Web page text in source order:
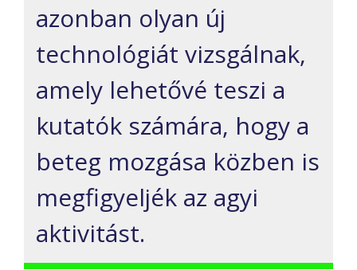
azonban olyan új
technológiát vizsgálnak,
amely lehetővé teszi a
kutatók számára, hogy a
beteg mozgása közben is
megfigyeljék az agyi
aktivitást.